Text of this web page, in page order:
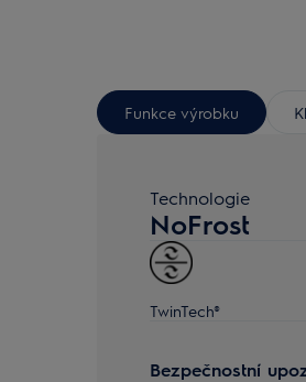
Funkce výrobku
Technologie
NoFrost
TwinTech®
Bezpečnostní